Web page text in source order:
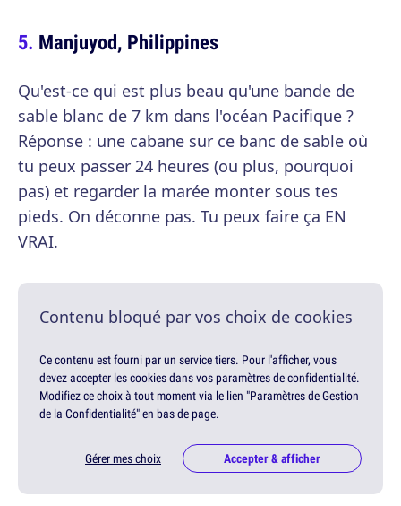
Manjuyod, Philippines
Qu'est-ce qui est plus beau qu'une bande de
sable blanc de 7 km dans l'océan Pacifique ?
Réponse : une cabane sur ce banc de sable où
tu peux passer 24 heures (ou plus, pourquoi
pas) et regarder la marée monter sous tes
pieds. On déconne pas. Tu peux faire ça EN
VRAI.
Contenu bloqué par vos choix de cookies
Ce contenu est fourni par un service tiers. Pour l'afficher, vous
devez accepter les cookies dans vos paramètres de confidentialité.
Modifiez ce choix à tout moment via le lien "Paramètres de Gestion
de la Confidentialité" en bas de page.
Gérer mes choix Accepter & afficher